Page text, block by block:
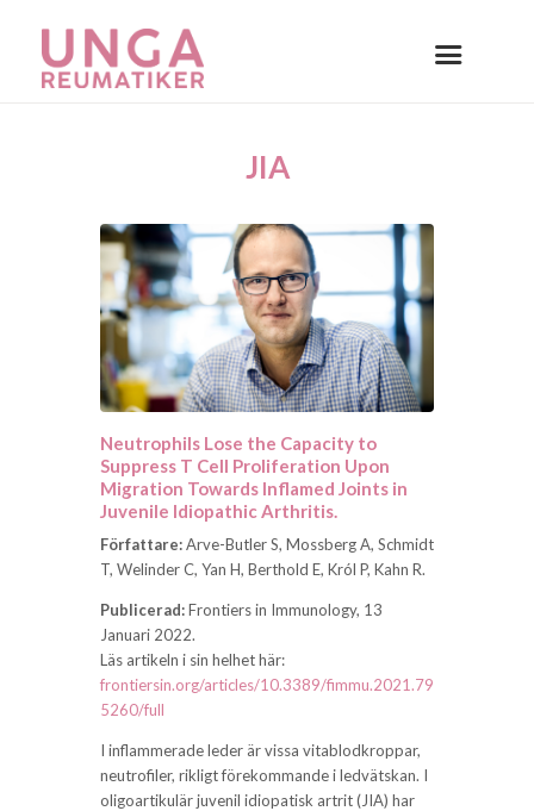
JIA
Neutrophils Lose the Capacity to
Suppress T Cell Proliferation Upon
Migration Towards Inflamed Joints in
Juvenile Idiopathic Arthritis.
Författare:Arve-Butler S, Mossberg A, Schmidt
T, Welinder C, Yan H, Berthold E, Król P, Kahn R.
Publicerad:Frontiers in Immunology, 13
Januari 2022.
Läs artikeln i sin helhet här:
frontiersin.org/articles/10.3389/fimmu.2021.79
5260/full
I inflammerade leder är vissa vitablodkroppar,
neutrofiler, rikligt förekommande i ledvätskan. I
oligoartikulär juvenil idiopatisk artrit (JIA) har